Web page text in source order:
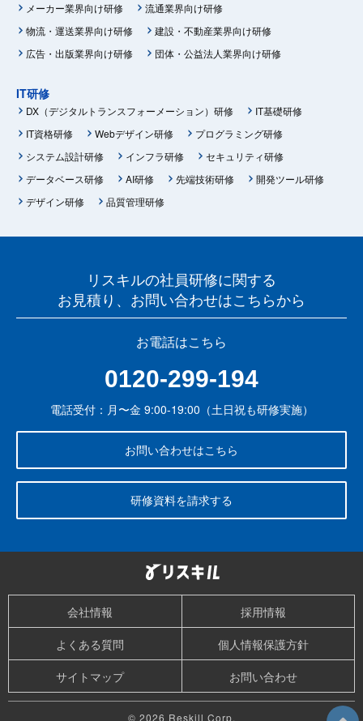
メーカー業界向け研修
流通業界向け研修
物流・運送業界向け研修
建設・不動産業界向け研修
広告・出版業界向け研修
団体・公益法人業界向け研修
IT研修
DX（デジタルトランスフォーメーション）研修
IT基礎研修
IT資格研修
Webデザイン研修
プログラミング研修
システム設計研修
インフラ研修
セキュリティ研修
データベース研修
AI研修 先端技術研修
開発ツール研修
デザイン研修
品質管理研修
リスキルの社員研修に関する
お見積り、お問い合わせはこちらから
お電話はこちら
0120-299-194
電話受付：月〜金 9:00-19:00（土日祝も研修実施）
お問い合わせはこちら
研修資料を請求する
会社情報
採用情報
よくある質問
個人情報保護方針
サイトマップ
お問い合わせ
© 2026 Reskill Corp.